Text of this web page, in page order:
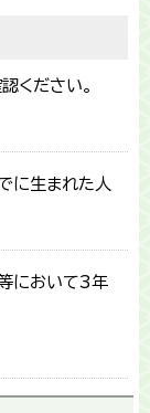
ください。
に生まれた人
において3年